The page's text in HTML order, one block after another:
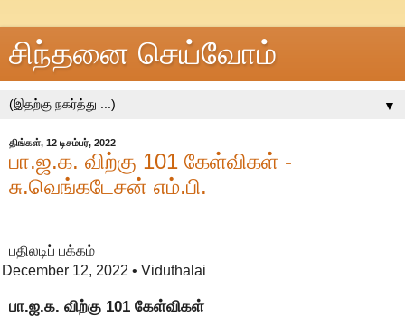
சிந்தனை செய்வோம்
▼
திங்கள், 12 டிசம்பர், 2022
பா.ஜ.க. விற்கு 101 கேள்விகள் -
சு.வெங்கடேசன் எம்.பி.
பதிலடிப் பக்கம்
12, 2022• Viduthalai
பா.ஜ.க. விற்கு 101 கேள்விகள்